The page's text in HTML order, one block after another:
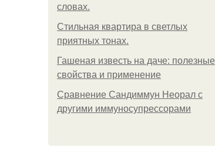
словах.
Стильная квартира в светлых
приятных тонах.
Гашеная известь на даче: полезные
свойства и применение
Сравнение Сандиммун Неорал с
другими иммуносупрессорами